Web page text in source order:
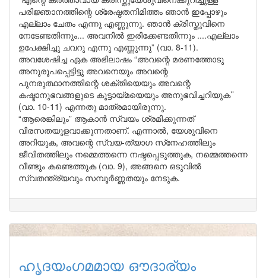
പരിജ്ഞാനത്തിന്റെ ശ്രേഷ്ഠതനിമിത്തം ഞാൻ ഇപ്പോഴും
എല്ലാം ചേതം എന്നു എണ്ണുന്നു. ഞാൻ ക്രിസ്തുവിനെ
നേടേണ്ടതിന്നും... അവനിൽ ഇരിക്കേണ്ടതിന്നും ....എല്ലാം
ഉപേക്ഷിച്ചു ചവറു എന്നു എണ്ണുന്നു” (വാ. 8-11).
അവശേഷിച്ച ഏക അഭിലാഷം “അവന്റെ മരണത്തോടു
അനുരൂപപ്പെട്ടിട്ടു അവനെയും അവന്റെ
പുനരുത്ഥാനത്തിന്റെ ശക്തിയെയും അവന്റെ
കഷ്ടാനുഭവങ്ങളുടെ കൂട്ടായ്മയെയും അനുഭവിച്ചറിയുക’’
(വാ. 10-11) എന്നതു മാത്രമായിരുന്നു.
“ആരെങ്കിലും” ആകാൻ സ്വയം ശ്രമിക്കുന്നത്
വിരസതയുളവാക്കുന്നതാണ്. എന്നാൽ, യേശുവിനെ
അറിയുക, അവന്റെ സ്വയ-ത്യാഗ സ്‌നേഹത്തിലും
ജീവിതത്തിലും നമ്മെത്തന്നെ നഷ്ടപ്പെടുത്തുക, നമ്മെത്തന്നെ
വീണ്ടും കണ്ടെത്തുക (വാ. 9), അങ്ങനെ ഒടുവിൽ
സ്വതന്ത്ര്യവും സമ്പൂർണ്ണതയും നേടുക.
ഹൃദയംഗമമായ ഔദാര്യം